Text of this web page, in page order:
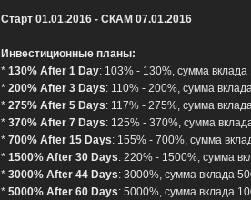
Старт 01.01.2016 - СКАМ 07.01.2016
Инвестиционные планы:
* 130% After 1 Day: 103% - 130%, сумма
* 200% After 3 Days: 110% - 200%, сумма
* 275% After 5 Days: 117% - 275%, сумма
* 370% After 7 Days: 125% - 370%, сумма
* 700% After 15 Days: 155% - 700%, сумма
* 1500% After 30 Days: 220% - 1500%, сумма
* 3000% After 44 Days: 3000%, сумма вклада
* 5000% After 60 Days: 5000%, сумма вклада